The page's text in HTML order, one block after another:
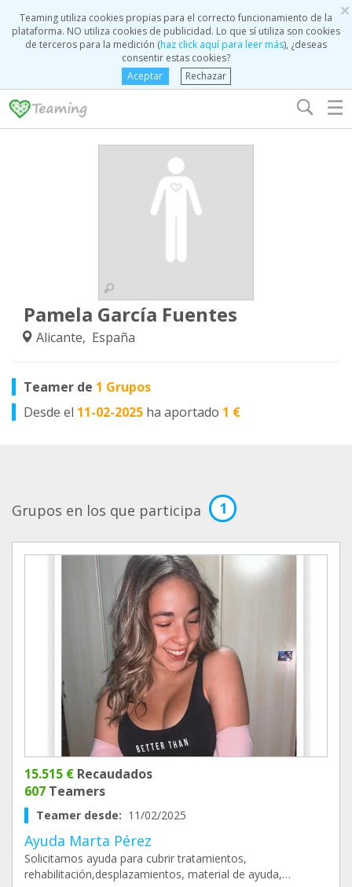
×
Teaming utiliza cookies propias para el correcto funcionamiento de la
plataforma. NO utiliza cookies de publicidad. Lo que sí utiliza son cookies
de terceros para la medición (haz click aquí para leer más), ¿deseas
consentir estas cookies?
Aceptar
Rechazar
☰
Pamela García Fuentes
Alicante, España
Teamer de 1 Grupos
Desde el 11-02-2025 ha aportado 1 €
Grupos en los que participa 1
15.515 € Recaudados
607 Teamers
Teamer desde: 11/02/2025
Ayuda Marta Pérez
Solicitamos ayuda para cubrir tratamientos,
rehabilitación,desplazamientos, material de ayuda,…